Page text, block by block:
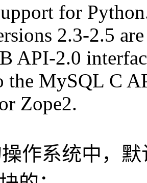
for
2.3-2.5
API-2.0
the MySQL C
Zope2.
作系统中，